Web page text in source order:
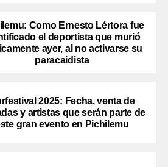
Como Ernesto Lértora fue
el deportista que murió
ayer, al no activarse su
paracaidista
2025: Fecha, venta de
y artistas que serán parte de
gran evento en Pichilemu